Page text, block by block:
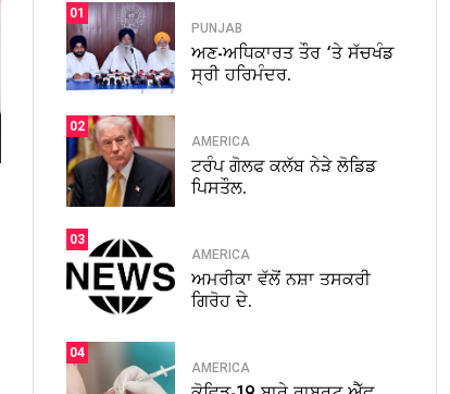
01
PUNJAB
ਅਣ-ਅਧਿਕਾਰਤ ਤੌਰ ‘ਤੇ ਸੱਚਖੰਡ
ਸ੍ਰੀ ਹਰਿਮੰਦਰ.
02
AMERICA
ਟਰੰਪ ਗੋਲਫ ਕਲੱਬ ਨੇੜੇ ਲੋਡਿਡ
ਪਿਸਤੌਲ.
03
AMERICA
ਅਮਰੀਕਾ ਵੱਲੋਂ ਨਸ਼ਾ ਤਸਕਰੀ
ਗਿਰੋਹ ਦੇ.
04
AMERICA